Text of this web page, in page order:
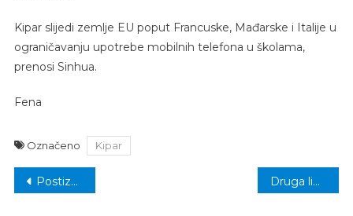
Kipar slijedi zemlje EU poput Francuske, Mađarske i Italije u
ograničavanju upotrebe mobilnih telefona u školama,
prenosi Sinhua.
Fena
Označeno Kipar
Navigacija
Postizborna križaljka: Ko su “novi kolačići” u Vijeću? Koga nećemo gledati u naredne četiri godine, a ko je tu ponovo? Druga liga FBiH: Bosna ubjedljiva protiv Svatovca